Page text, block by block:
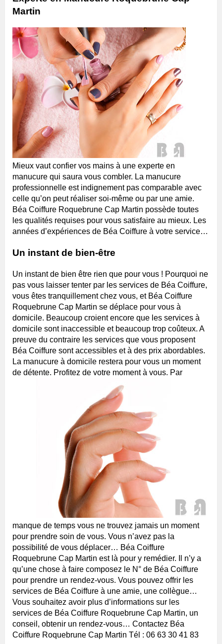
Martin
Mieux vaut confier vos mains à une experte en
manucure qui saura vous combler. La manucure
professionnelle est indignement pas comparable avec
celle qu’on peut réaliser soi-même ou par une amie.
Béa Coiffure Roquebrune Cap Martin possède toutes
les qualités requises pour vous satisfaire au mieux. Les
années d’expériences de Béa Coiffure à votre service…
Un instant de bien-être
Un instant de bien être rien que pour vous ! Pourquoi ne
pas vous laisser tenter par les services de Béa Coiffure,
vous êtes tranquillement chez vous, et Béa Coiffure
Roquebrune Cap Martin se déplace pour vous à
domicile. Beaucoup croient encore que les services à
domicile sont inaccessible et beaucoup trop coûteux. A
preuve du contraire les services que vous proposent
Béa Coiffure sont accessibles et à des prix abordables.
La manucure à domicile restera pour vous un moment
de détente. Profitez de votre moment à vous. Par
manque de temps vous ne trouvez jamais un moment
pour prendre soin de vous. Vous n’avez pas la
possibilité de vous déplacer… Béa Coiffure
Roquebrune Cap Martin est là pour y remédier. Il n’y a
qu’une chose à faire composez le N° de Béa Coiffure
pour prendre un rendez-vous. Vous pouvez offrir les
services de Béa Coiffure à une amie, une collègue…
Vous souhaitez avoir plus d’informations sur les
services de Béa Coiffure Roquebrune Cap Martin, un
conseil, obtenir un rendez-vous… Contactez Béa
Coiffure Roquebrune Cap Martin Tél : 06 63 30 41 83